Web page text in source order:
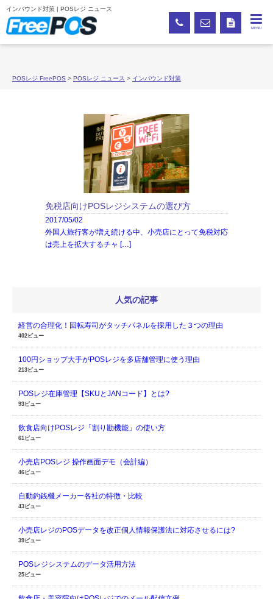
インバウンド対策 | POSレジ ニュース
MENU
POSレジ FreePOS > POSレジ ニュース > インバウンド対策
免税店向けPOSレジシステムの選び方
2017/05/02
外国人旅行客が増え続ける中、小売店にとって免税対応
は売上を拡大するチャ […]
人気の記事
経営の合理化！回転寿司がタッチパネルを採用した３つの理由
402ビュー
100円ショップ大手がPOSレジを多店舗管理に使う理由
213ビュー
POSレジ在庫管理【SKUとJANコード】とは?
93ビュー
飲食店向けPOSレジ「割り勘機能」の使い方
61ビュー
小売店POSレジ 操作画面デモ（会計編）
46ビュー
自動釣銭機メーカー各社の特徴・比較
43ビュー
小売店レジのPOSデータを改正個人情報保護法に対応させるには?
39ビュー
POSレジシステムのデータ活用方法
25ビュー